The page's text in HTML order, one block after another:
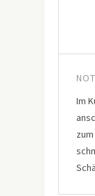
Im